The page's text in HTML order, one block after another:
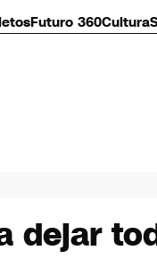
Futuro 360Cultura
dejar